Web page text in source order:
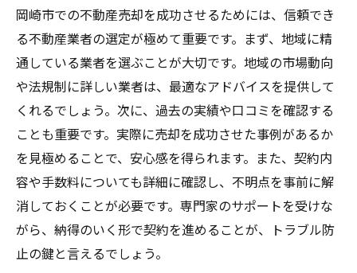
安心して進めるためのセルフチェックリス
ト
岡崎市での不動産売却を成功させるためには、信頼でき
る不動産業者の選定が極めて重要です。まず、地域に精
通している業者を選ぶことが大切です。地域の市場動向
や法規制に詳しい業者は、最適なアドバイスを提供して
くれるでしょう。次に、過去の実績や口コミを確認する
ことも重要です。実際に売却を成功させた事例があるか
を見極めることで、安心感を得られます。また、契約内
容や手数料についても詳細に確認し、不明点を事前に解
消しておくことが必要です。専門家のサポートを受けな
がら、納得のいく形で契約を進めることが、トラブル防
止の鍵と言えるでしょう。